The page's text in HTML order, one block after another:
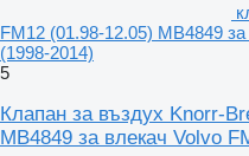
FM12 (01.98-12.05) MB4849
(1998-2014)
5
Клапан за въздух Knorr-
MB4849 за влекач Volvo